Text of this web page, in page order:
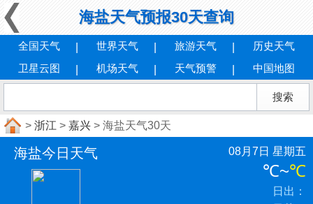
海盐天气预报30天查询
全国天气 世界天气 旅游天气
历史天气
卫星云图
机场天气 天气预警 中国地图
> 浙江 > 嘉兴 > 海盐天气30天
海盐今日天气 08月7日 星期五
℃~℃
日出：